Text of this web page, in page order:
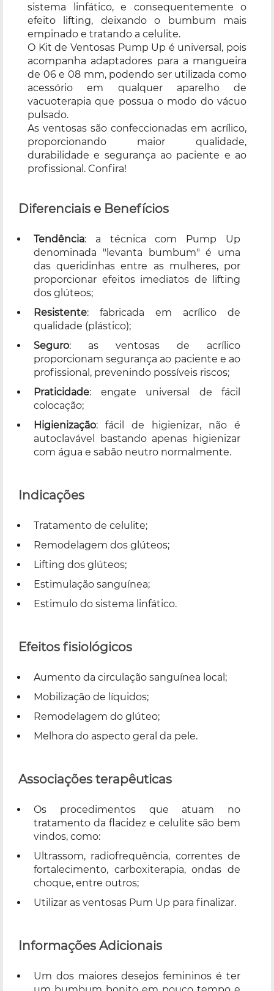
sistema linfático, e consequentemente o
efeito lifting, deixando o bumbum mais
empinado e tratando a celulite.
O Kit de Ventosas Pump Up é universal, pois
acompanha adaptadores para a mangueira
de 06 e 08 mm, podendo ser utilizada como
acessório em qualquer aparelho de
vacuoterapia que possua o modo do vácuo
pulsado.
As ventosas são confeccionadas em acrílico,
proporcionando maior qualidade,
durabilidade e segurança ao paciente e ao
profissional. Confira!
Diferenciais e Benefícios
Tendência: a técnica com Pump Up
denominada "levanta bumbum" é uma
das queridinhas entre as mulheres, por
proporcionar efeitos imediatos de lifting
dos glúteos;
Resistente: fabricada em acrílico de
qualidade (plástico);
Seguro: as ventosas de acrílico
proporcionam segurança ao paciente e ao
profissional, prevenindo possíveis riscos;
Praticidade: engate universal de fácil
colocação;
Higienização: fácil de higienizar, não é
autoclavável bastando apenas higienizar
com água e sabão neutro normalmente.
Indicações
Tratamento de celulite;
Remodelagem dos glúteos;
Lifting dos glúteos;
Estimulação sanguínea;
Estimulo do sistema linfático.
Efeitos fisiológicos
Aumento da circulação sanguínea local;
Mobilização de líquidos;
Remodelagem do glúteo;
Melhora do aspecto geral da pele.
Associações terapêuticas
Os procedimentos que atuam no
tratamento da flacidez e celulite são bem
vindos, como:
Ultrassom, radiofrequência, correntes de
fortalecimento, carboxiterapia, ondas de
choque, entre outros;
Utilizar as ventosas Pum Up para finalizar.
Informações Adicionais
Um dos maiores desejos femininos é ter